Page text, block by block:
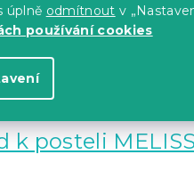
úplně odmítnout v
používání cookies
ve formátu PDF:
k posteli